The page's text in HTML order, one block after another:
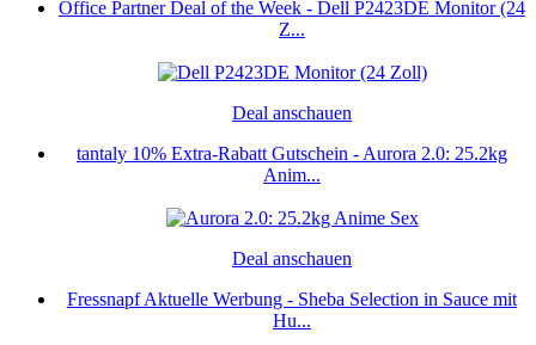
Office Partner Deal of the Week - Dell P2423DE Monitor (24
Z...
Deal anschauen
tantaly 10% Extra-Rabatt Gutschein - Aurora 2.0: 25.2kg
Anim...
Deal anschauen
Fressnapf Aktuelle Werbung - Sheba Selection in Sauce mit
Hu...